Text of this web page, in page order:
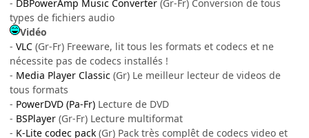
- DBPowerAmp Music Converter (Gr-Fr) Conversion de tous
types de fichiers audio
Vidéo
- VLC (Gr-Fr) Freeware, lit tous les formats et codecs et ne
nécessite pas de codecs installés !
- Media Player Classic (Gr) Le meilleur lecteur de videos de
tous formats
- PowerDVD (Pa-Fr) Lecture de DVD
- BSPlayer (Gr-Fr) Lecture multiformat
- K-Lite codec pack (Gr) Pack très complêt de codecs video et